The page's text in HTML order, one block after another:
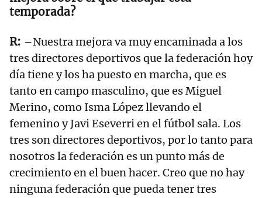
temporada?
–Nuestra mejora va muy encaminada a los
tres directores deportivos que la federación hoy
día tiene y los ha puesto en marcha, que es
tanto en campo masculino, que es Miguel
Merino, como Isma López llevando el
femenino y Javi Eseverri en el fútbol sala. Los
tres son directores deportivos, por lo tanto para
nosotros la federación es un punto más de
crecimiento en el buen hacer. Creo que no hay
ninguna federación que pueda tener tres